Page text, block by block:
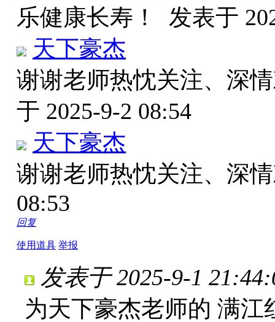
乐健康长寿！ 发表于
天下豪杰
谢谢老师热忱关注、深
于 2025-9-2 08:54
天下豪杰
谢谢老师热忱关注、深
08:53
回复
使用道具 举报
发表于 2025-9-1
为天下豪杰老师的 满江